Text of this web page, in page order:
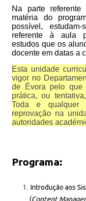
Na parte
matéria do
possível,
referente à aula
estudos que os
docente em datas a
Esta unidade
vigor no
de Évora pelo que
prática, ou
Toda e qualquer
reprovação na
autoridades
Programa:
Introdução aos
(Content